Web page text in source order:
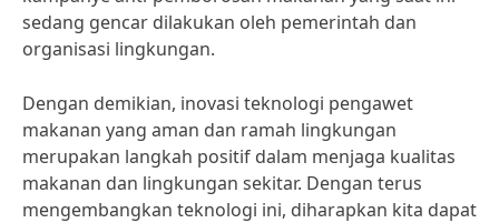
sedang gencar dilakukan oleh pemerintah dan
organisasi lingkungan.
Dengan demikian, inovasi teknologi pengawet
makanan yang aman dan ramah lingkungan
merupakan langkah positif dalam menjaga kualitas
makanan dan lingkungan sekitar. Dengan terus
mengembangkan teknologi ini, diharapkan kita dapat